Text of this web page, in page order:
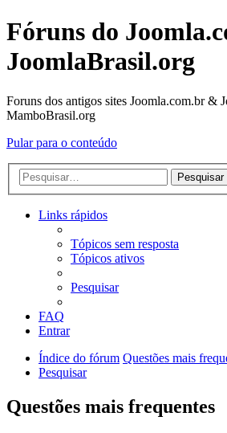
Fóruns do
JoomlaBrasil.org
Foruns dos antigos sites Joomla.com.br &
MamboBrasil.org
Pular para o conteúdo
Pesquisar
Links rápidos
Tópicos sem resposta
Tópicos ativos
Pesquisar
FAQ
Entrar
Índice do fórum Questões mais
Pesquisar
Questões mais frequentes